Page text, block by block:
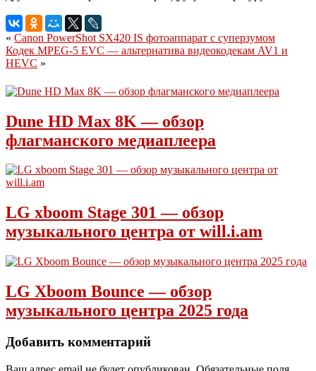
« Canon PowerShot SX420 IS фотоаппарат с суперзумом
Кодек MPEG-5 EVC — альтернатива видеокодекам AV1 и
HEVC »
Dune HD Max 8K — обзор
флагманского медиаплеера
LG xboom Stage 301 — обзор
музыкального центра от will.i.am
LG Xboom Bounce — обзор
музыкального центра 2025 года
Добавить комментарий